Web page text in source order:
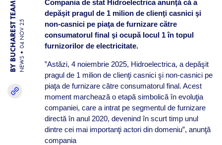
BY BUCHAREST TEAM NEWS
04 NOV 25
Compania de stat Hidroelectrica anunţă că a
depăşit pragul de 1 milion de clienţi casnici şi
non-casnici pe piaţa de furnizare către
consumatorul final şi ocupă locul 1 în topul
furnizorilor de electricitate.
”Astăzi, 4 noiembrie 2025, Hidroelectrica, a depăşit
pragul de 1 milion de clienţi casnici şi non-casnici pe
piaţa de furnizare către consumatorul final. Acest
moment marchează o etapă simbolică în evoluţia
companiei, care a intrat pe segmentul de furnizare
directă în anul 2020, devenind în scurt timp unul
dintre cei mai importanţi actori din domeniu”, anunţă
compania